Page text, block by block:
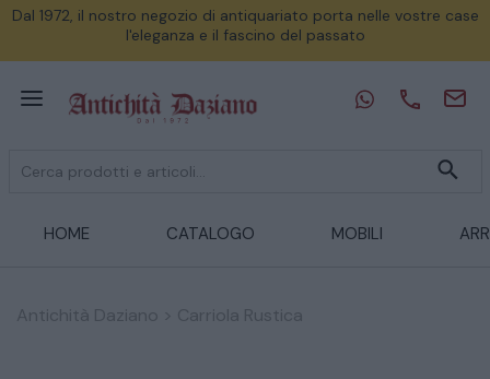
Dal 1972, il nostro negozio di antiquariato porta nelle vostre case
l'eleganza e il fascino del passato
HOME CATALOGO MOBILI
Antichità Daziano Carriola Rustica